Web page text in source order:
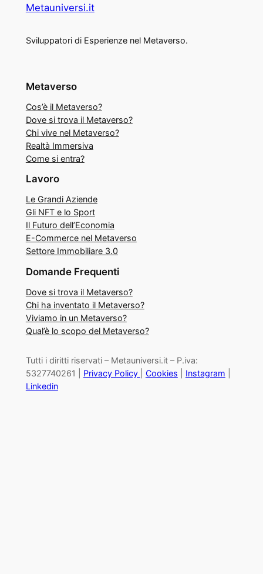
Metauniversi.it
Sviluppatori di Esperienze nel Metaverso.
Metaverso
Cos’è il Metaverso?
Dove si trova il Metaverso?
Chi vive nel Metaverso?
Realtà Immersiva
Come si entra?
Lavoro
Le Grandi Aziende
Gli NFT e lo Sport
Il Futuro dell’Economia
E-Commerce nel Metaverso
Settore Immobiliare 3.0
Domande Frequenti
Dove si trova il Metaverso?
Chi ha inventato il Metaverso?
Viviamo in un Metaverso?
Qual’è lo scopo del Metaverso?
Tutti i diritti riservati – Metauniversi.it – P.iva:
5327740261 | Privacy Policy Cookies Instagram
Linkedin